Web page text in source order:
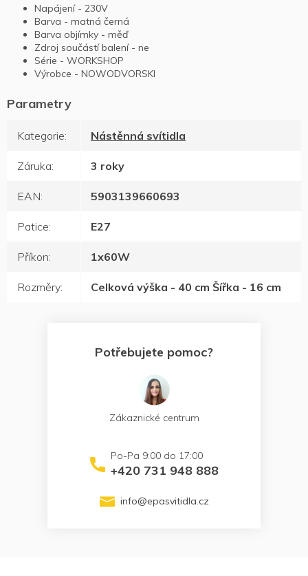
Napájení - 230V
Barva - matná černá
Barva objímky - měď
Zdroj součástí balení - ne
Série - WORKSHOP
Výrobce - NOWODVORSKI
Kategorie: Nástěnná svítidla
Záruka: 3 roky
EAN: 5903139660693
Patice: E27
Příkon: 1x60W
Rozměry: Celková výška - 40 cm Šířka - 16 cm
Potřebujete pomoc?
Zákaznické centrum
+420 731 948 888
info@epasvitidla.cz